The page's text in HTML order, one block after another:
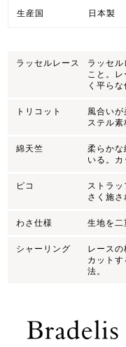
生産国 日本製
ラッセルレース
ラッセ
こと。
く平らな
トリコット
風合い
ステル素
綿天竺
柔らかな
いる。カ
ピコ
ストラ
さく施さ
わさ仕様 生地を二
シャーリング
レースの
カット
法。